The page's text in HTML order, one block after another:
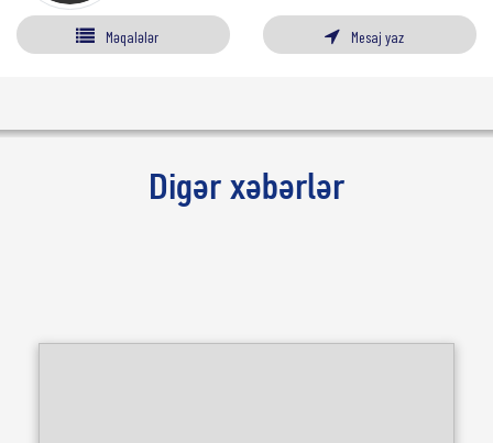
Məqalələr Mesaj yaz
Digər xəbərlər